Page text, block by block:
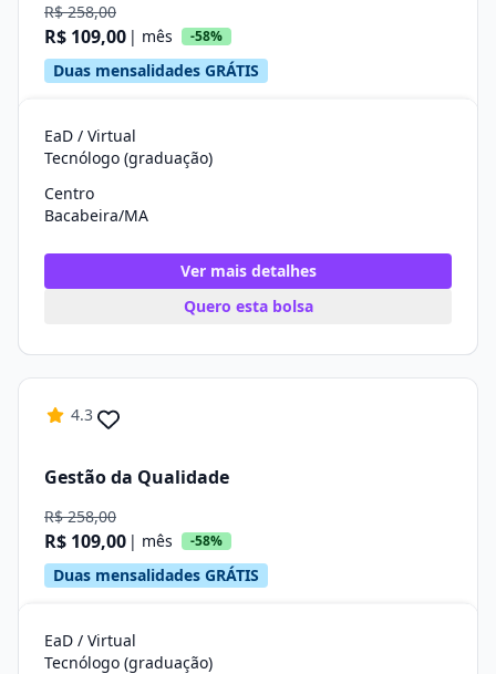
R$ 258,00
R$ 109,00 | mês -58%
Duas mensalidades GRÁTIS
EaD / Virtual
Tecnólogo (graduação)
Centro
Bacabeira/MA
Ver mais detalhes
Quero esta bolsa
4.3
Gestão da Qualidade
R$ 258,00
R$ 109,00 | mês -58%
Duas mensalidades GRÁTIS
EaD / Virtual
Tecnólogo (graduação)